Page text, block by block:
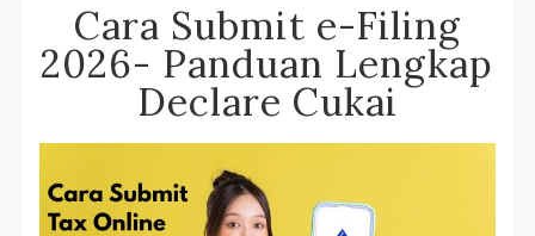
Cara Submit e-Filing
2026- Panduan Lengkap
Declare Cukai